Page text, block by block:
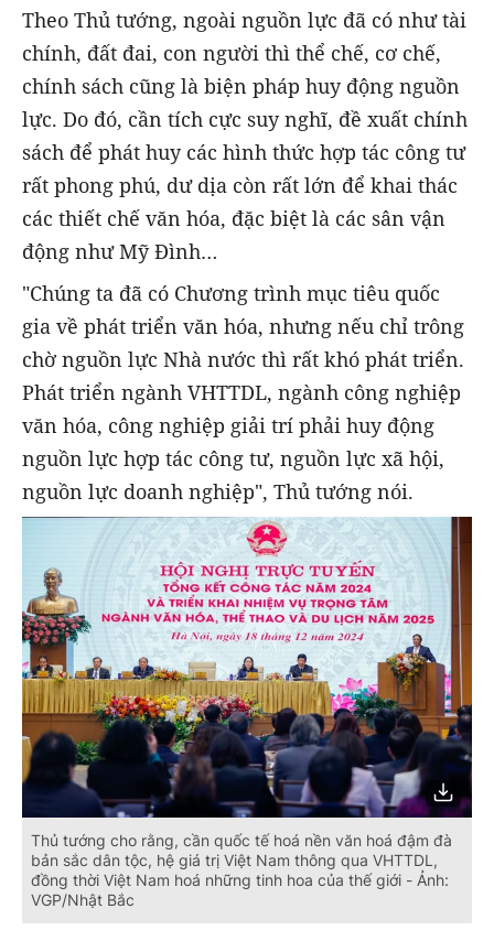
Theo Thủ tướng, ngoài nguồn lực đã có như tài
chính, đất đai, con người thì thể chế, cơ chế,
chính sách cũng là biện pháp huy động nguồn
lực. Do đó, cần tích cực suy nghĩ, đề xuất chính
sách để phát huy các hình thức hợp tác công tư
rất phong phú, dư dịa còn rất lớn để khai thác
các thiết chế văn hóa, đặc biệt là các sân vận
động như Mỹ Đình…
"Chúng ta đã có Chương trình mục tiêu quốc
gia về phát triển văn hóa, nhưng nếu chỉ trông
chờ nguồn lực Nhà nước thì rất khó phát triển.
Phát triển ngành VHTTDL, ngành công nghiệp
văn hóa, công nghiệp giải trí phải huy động
nguồn lực hợp tác công tư, nguồn lực xã hội,
nguồn lực doanh nghiệp", Thủ tướng nói.
Thủ tướng cho rằng, cần quốc tế hoá nền văn hoá đậm đà
bản sắc dân tộc, hệ giá trị Việt Nam thông qua VHTTDL,
đồng thời Việt Nam hoá những tinh hoa của thế giới - Ảnh:
VGP/Nhật Bắc